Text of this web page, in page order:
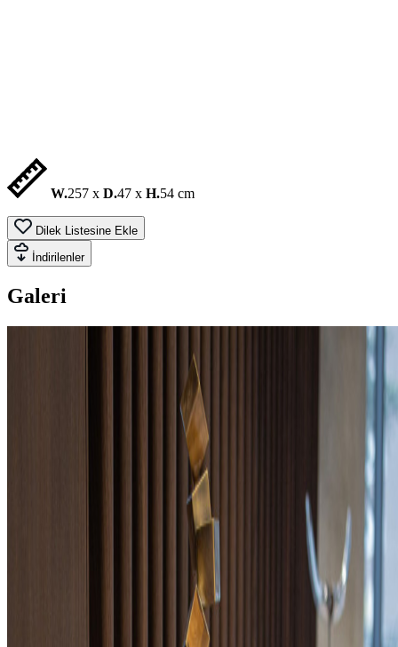
W.257 x D.47 x H.54 cm
Dilek Listesine Ekle
İndirilenler
Galeri